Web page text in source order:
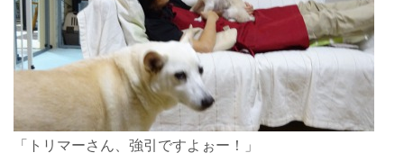
「トリマーさん、強引ですよぉー！」